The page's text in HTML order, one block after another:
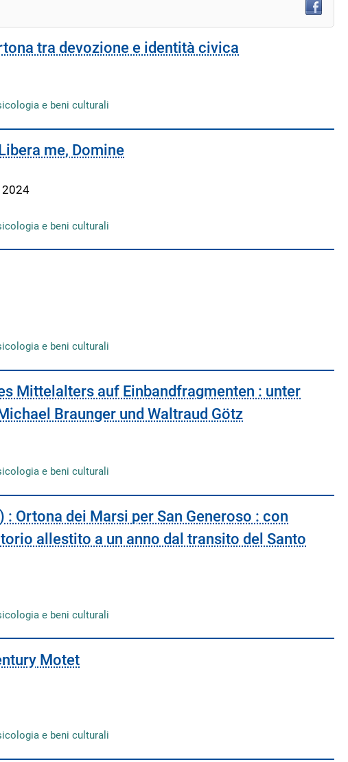
tra devozione e identità civica
e beni culturali
me, Domine
2024
e beni culturali
e beni culturali
Mittelalters auf Einbandfragmenten : unter
Braunger und Waltraud Götz
e beni culturali
Ortona dei Marsi per San Generoso : con
allestito a un anno dal transito del Santo
e beni culturali
Motet
e beni culturali